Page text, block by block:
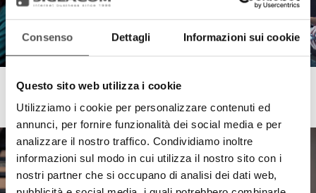
Consenso Dettagli Informazioni sui cookie
Questo sito web utilizza i cookie
Utilizziamo i cookie per personalizzare contenuti ed
annunci, per fornire funzionalità dei social media e per
analizzare il nostro traffico. Condividiamo inoltre
informazioni sul modo in cui utilizza il nostro sito con i
nostri partner che si occupano di analisi dei dati web,
Nina Ray Box
I Collant da indossare e da regalare